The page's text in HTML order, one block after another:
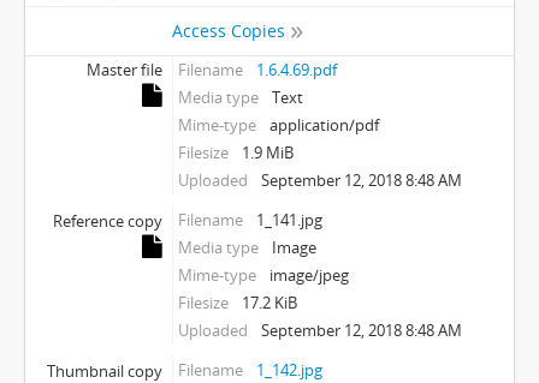
Access Copies
Master file Filename
1.6.4.69.pdf
Media type
Text
Mime-type
application/pdf
Filesize
1.9 MiB
Uploaded
September 12, 2018 8:48 AM
Reference copy
Filename
1_141.jpg
Media type
Image
Mime-type
image/jpeg
Filesize
17.2 KiB
Uploaded
September 12, 2018 8:48 AM
Thumbnail copy
Filename
1_142.jpg